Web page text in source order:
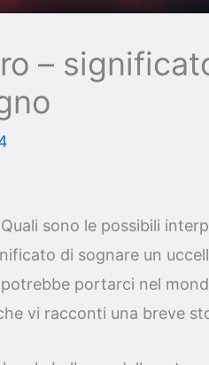
–
sono le possibili
di sognare un
portarci nel
vi racconti una breve